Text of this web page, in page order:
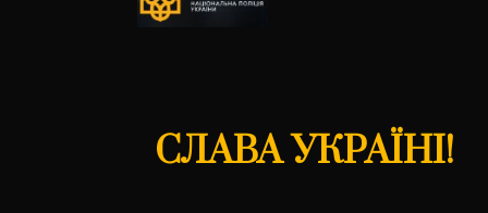
СЛАВА УКРАЇНІ!